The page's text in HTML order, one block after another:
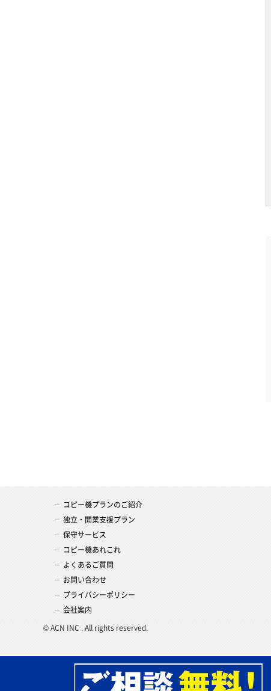
コピー機プランのご紹介
独立・開業支援プラン
保守サービス
コピー機あれこれ
よくあるご質問
お問い合わせ
プライバシーポリシー
会社案内
© ACN INC . All rights reserved.